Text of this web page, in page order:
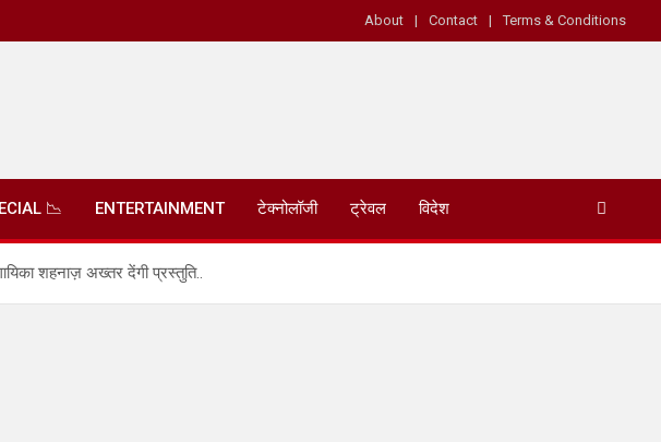
About Contact Terms & Conditions
📉 ENTERTAINMENT टेक्नोलॉजी ट्रेवल विदेश
शहनाज़ अख्तर देंगी प्रस्तुति..